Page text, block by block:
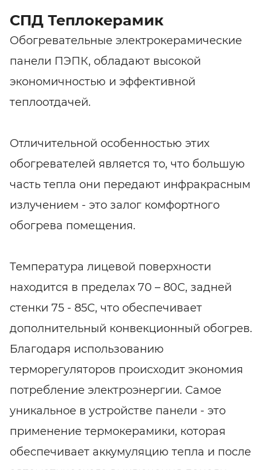
СПД Теплокерамик
Обогревательные электрокерамические
панели ПЭПК, обладают высокой
экономичностью и эффективной
теплоотдачей.
Отличительной особенностью этих
обогревателей является то, что большую
часть тепла они передают инфракрасным
излучением - это залог комфортного
обогрева помещения.
Температура лицевой поверхности
находится в пределах 70 – 80С, задней
стенки 75 - 85С, что обеспечивает
дополнительный конвекционный обогрев.
Благодаря использованию
терморегуляторов происходит экономия
потребление электроэнергии. Самое
уникальное в устройстве панели - это
применение термокерамики, которая
обеспечивает аккумуляцию тепла и после